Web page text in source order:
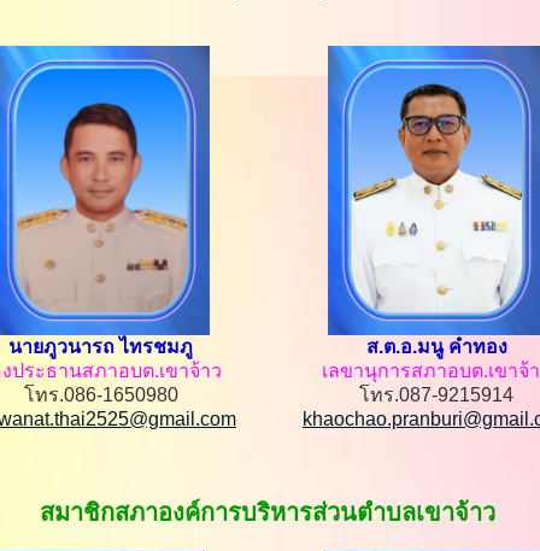
นายภูวนารถ ไทรชมภู
ประธานสภาอบต.เขาจ้าว
โทร.086-1650980
ส.ต.อ.มนู คำทอง
เลขานุการสภาอบต.เขาจ้
โทร.087-9215914
สมาชิกสภาองค์การบริหารส่วนตำบลเขาจ้าว